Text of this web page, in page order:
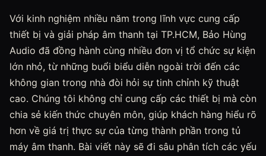
Với kinh nghiệm nhiều năm trong lĩnh vực cung cấp
thiết bị và giải pháp âm thanh tại TP.HCM, Bảo Hùng
Audio đã đồng hành cùng nhiều đơn vị tổ chức sự kiện
lớn nhỏ, từ những buổi biểu diễn ngoài trời đến các
không gian trong nhà đòi hỏi sự tinh chỉnh kỹ thuật
cao. Chúng tôi không chỉ cung cấp các thiết bị mà còn
chia sẻ kiến thức chuyên môn, giúp khách hàng hiểu rõ
hơn về giá trị thực sự của từng thành phần trong tủ
máy âm thanh. Bài viết này sẽ đi sâu phân tích các yếu